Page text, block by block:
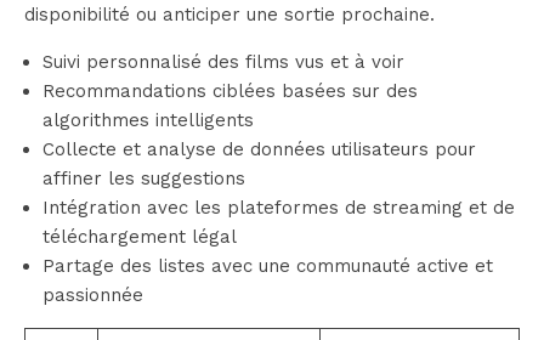
disponibilité ou anticiper une sortie prochaine.
Suivi personnalisé des films vus et à voir
Recommandations ciblées basées sur des
algorithmes intelligents
Collecte et analyse de données utilisateurs pour
affiner les suggestions
Intégration avec les plateformes de streaming et de
téléchargement légal
Partage des listes avec une communauté active et
passionnée